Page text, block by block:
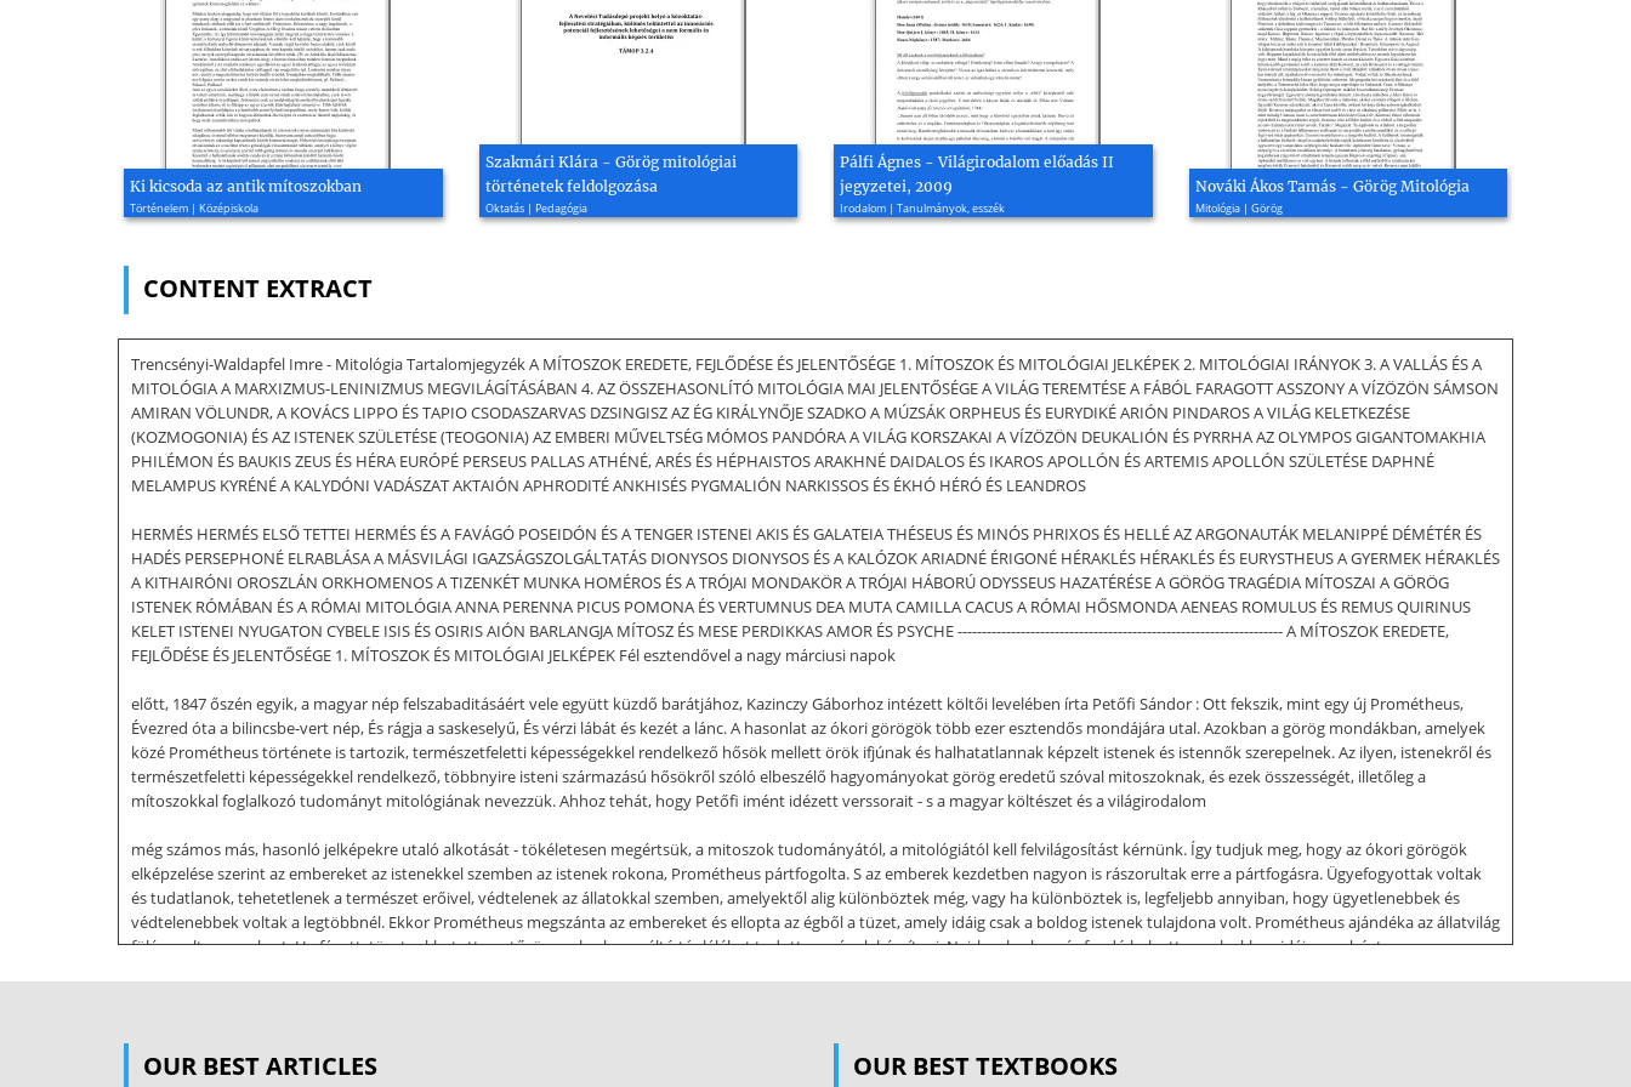
Ki kicsoda az antik mítoszokban
Történelem | Középiskola
Szakmári Klára - Görög mitológiai
történetek feldolgozása
Oktatás | Pedagógia
Pálfi Ágnes - Világirodalom előadás II
jegyzetei, 2009
Irodalom | Tanulmányok, esszék
Nováki Ákos Tamás - Görög Mitológia
Mitológia | Görög
CONTENT EXTRACT
Trencsényi-Waldapfel Imre - Mitológia Tartalomjegyzék A MÍTOSZOK EREDETE, FEJLŐDÉSE ÉS JELENTŐSÉGE 1. MÍTOSZOK ÉS MITOLÓGIAI JELKÉPEK 2. MITOLÓGIAI IRÁNYOK 3. A VALLÁS ÉS A
MITOLÓGIA A MARXIZMUS-LENINIZMUS MEGVILÁGÍTÁSÁBAN 4. AZ ÖSSZEHASONLÍTÓ MITOLÓGIA MAI JELENTŐSÉGE A VILÁG TEREMTÉSE A FÁBÓL FARAGOTT ASSZONY A VÍZÖZÖN SÁMSON
AMIRAN VÖLUNDR, A KOVÁCS LIPPO ÉS TAPIO CSODASZARVAS DZSINGISZ AZ ÉG KIRÁLYNŐJE SZADKO A MÚZSÁK ORPHEUS ÉS EURYDIKÉ ARIÓN PINDAROS A VILÁG KELETKEZÉSE
(KOZMOGONIA) ÉS AZ ISTENEK SZÜLETÉSE (TEOGONIA) AZ EMBERI MŰVELTSÉG MÓMOS PANDÓRA A VILÁG KORSZAKAI A VÍZÖZÖN DEUKALIÓN ÉS PYRRHA AZ OLYMPOS GIGANTOMAKHIA
PHILÉMON ÉS BAUKIS ZEUS ÉS HÉRA EURÓPÉ PERSEUS PALLAS ATHÉNÉ, ARÉS ÉS HÉPHAISTOS ARAKHNÉ DAIDALOS ÉS IKAROS APOLLÓN ÉS ARTEMIS APOLLÓN SZÜLETÉSE DAPHNÉ
MELAMPUS KYRÉNÉ A KALYDÓNI VADÁSZAT AKTAIÓN APHRODITÉ ANKHISÉS PYGMALIÓN NARKISSOS ÉS ÉKHÓ HÉRÓ ÉS LEANDROS
HERMÉS HERMÉS ELSŐ TETTEI HERMÉS ÉS A FAVÁGÓ POSEIDÓN ÉS A TENGER ISTENEI AKIS ÉS GALATEIA THÉSEUS ÉS MINÓS PHRIXOS ÉS HELLÉ AZ ARGONAUTÁK MELANIPPÉ DÉMÉTÉR ÉS
HADÉS PERSEPHONÉ ELRABLÁSA A MÁSVILÁGI IGAZSÁGSZOLGÁLTATÁS DIONYSOS DIONYSOS ÉS A KALÓZOK ARIADNÉ ÉRIGONÉ HÉRAKLÉS HÉRAKLÉS ÉS EURYSTHEUS A GYERMEK HÉRAKLÉS
A KITHAIRÓNI OROSZLÁN ORKHOMENOS A TIZENKÉT MUNKA HOMÉROS ÉS A TRÓJAI MONDAKÖR A TRÓJAI HÁBORÚ ODYSSEUS HAZATÉRÉSE A GÖRÖG TRAGÉDIA MÍTOSZAI A GÖRÖG
ISTENEK RÓMÁBAN ÉS A RÓMAI MITOLÓGIA ANNA PERENNA PICUS POMONA ÉS VERTUMNUS DEA MUTA CAMILLA CACUS A RÓMAI HŐSMONDA AENEAS ROMULUS ÉS REMUS QUIRINUS
KELET ISTENEI NYUGATON CYBELE ISIS ÉS OSIRIS AIÓN BARLANGJA MÍTOSZ ÉS MESE PERDIKKAS AMOR ÉS PSYCHE ------------------------------------------------------------------- A MÍTOSZOK EREDETE,
FEJLŐDÉSE ÉS JELENTŐSÉGE 1. MÍTOSZOK ÉS MITOLÓGIAI JELKÉPEK Fél esztendővel a nagy márciusi napok
előtt, 1847 őszén egyik, a magyar nép felszabaditásáért vele együtt küzdő barátjához, Kazinczy Gáborhoz intézett költői levelében írta Petőfi Sándor : Ott fekszik, mint egy új Prométheus,
Évezred óta a bilincsbe-vert nép, És rágja a saskeselyű, És vérzi lábát és kezét a lánc. A hasonlat az ókori görögök több ezer esztendős mondájára utal. Azokban a görög mondákban, amelyek
közé Prométheus története is tartozik, természetfeletti képességekkel rendelkező hősök mellett örök ifjúnak és halhatatlannak képzelt istenek és istennők szerepelnek. Az ilyen, istenekről és
természetfeletti képességekkel rendelkező, többnyire isteni származású hősökről szóló elbeszélő hagyományokat görög eredetű szóval mitoszoknak, és ezek összességét, illetőleg a
mítoszokkal foglalkozó tudományt mitológiának nevezzük. Ahhoz tehát, hogy Petőfi imént idézett verssorait - s a magyar költészet és a világirodalom
még számos más, hasonló jelképekre utaló alkotását - tökéletesen megértsük, a mitoszok tudományától, a mitológiától kell felvilágosítást kérnünk. Így tudjuk meg, hogy az ókori görögök
elképzelése szerint az embereket az istenekkel szemben az istenek rokona, Prométheus pártfogolta. S az emberek kezdetben nagyon is rászorultak erre a pártfogásra. Ügyefogyottak voltak
és tudatlanok, tehetetlenek a természet erőivel, védtelenek az állatokkal szemben, amelyektől alig különböztek még, vagy ha különböztek is, legfeljebb annyiban, hogy ügyetlenebbek és
védtelenebbek voltak a legtöbbnél. Ekkor Prométheus megszánta az embereket és ellopta az égből a tüzet, amely idáig csak a boldog istenek tulajdona volt. Prométheus ajándéka az állatvilág
fölé emelte az embert. Ha fázott, tüzet rakhatott, s a tűzön emberhez méltó táplálékot tudott magának készíteni. Nyirkos barlang és faodú helyett, amelyekben idáig meghúzta
meleg ruhát csinálni. Ha idáig avval kellett beérnie, amit a föld önként adott neki, most már vasekével szántotta fel, és így kényszerítette ki belőle a bőséges termést. A tűz segítségével
alakultak ki a különféle mesterségek. A kovácsmesterség fegyvereket és szerszámokat állított elő, a fazekasság kisebb-nagyobb cserépedényeket, amelyekben az ősszel betakarított termést, a
OUR BEST ARTICLES OUR BEST TEXTBOOKS